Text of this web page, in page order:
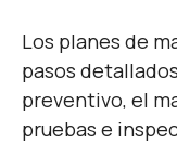
Los planes de
pasos
preventivo, el
pruebas e